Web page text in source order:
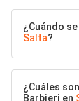
¿Cuándo
Salta?
¿Cuáles
Barbieri en